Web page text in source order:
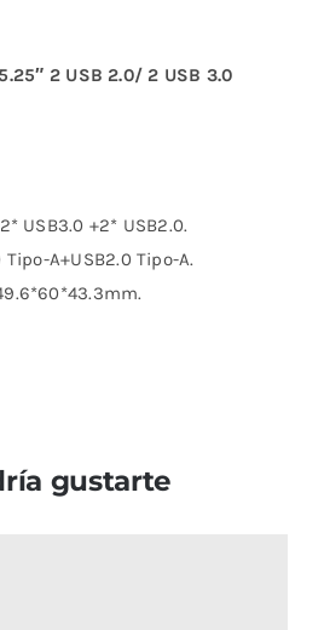
2 USB 2.0/ 2 USB 3.0
2* USB3.0 +2* USB2.0.
A+USB2.0 Tipo-A.
.
gustarte